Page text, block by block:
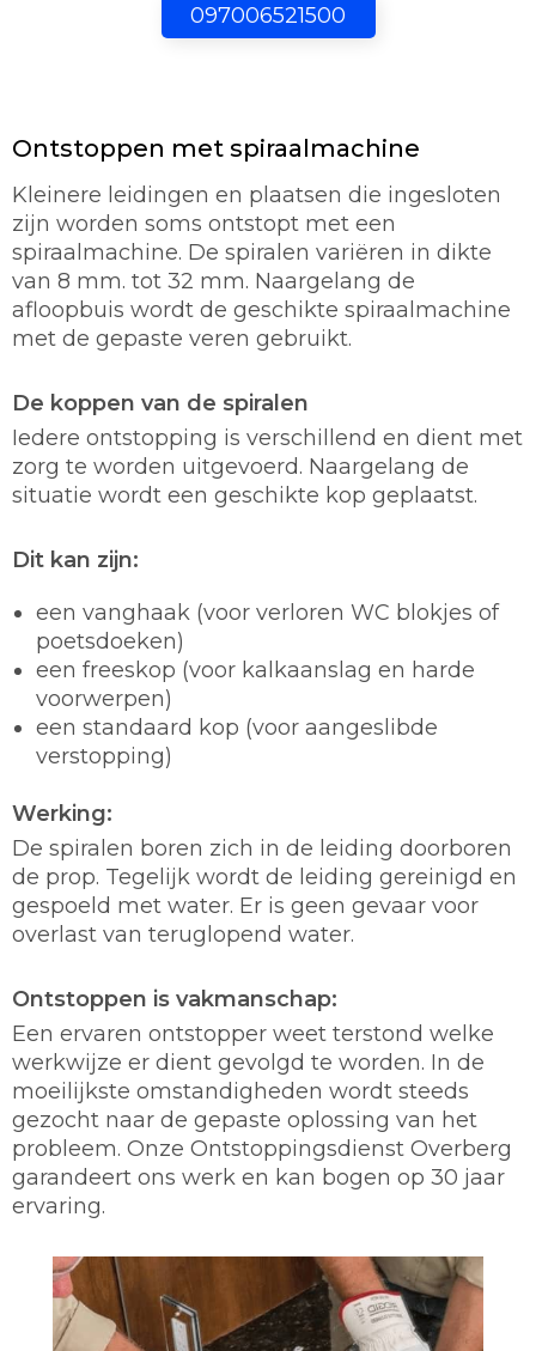
097006521500
Ontstoppen met spiraalmachine
Kleinere leidingen en plaatsen die ingesloten
zijn worden soms ontstopt met een
spiraalmachine. De spiralen variëren in dikte
van 8 mm. tot 32 mm. Naargelang de
afloopbuis wordt de geschikte spiraalmachine
met de gepaste veren gebruikt.
De koppen van de spiralen
Iedere ontstopping is verschillend en dient met
zorg te worden uitgevoerd. Naargelang de
situatie wordt een geschikte kop geplaatst.
Dit kan zijn:
een vanghaak (voor verloren WC blokjes of
poetsdoeken)
een freeskop (voor kalkaanslag en harde
voorwerpen)
een standaard kop (voor aangeslibde
verstopping)
Werking:
De spiralen boren zich in de leiding doorboren
de prop. Tegelijk wordt de leiding gereinigd en
gespoeld met water. Er is geen gevaar voor
overlast van teruglopend water.
Ontstoppen is vakmanschap:
Een ervaren ontstopper weet terstond welke
werkwijze er dient gevolgd te worden. In de
moeilijkste omstandigheden wordt steeds
gezocht naar de gepaste oplossing van het
probleem. Onze Ontstoppingsdienst Overberg
garandeert ons werk en kan bogen op 30 jaar
ervaring.